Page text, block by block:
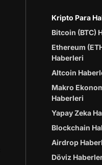
Kripto Para
Bitcoin (BTC)
Ethereum
Haberleri
Altcoin
Makro
Haberleri
Yapay Zeka
Blockchain
Airdrop
Döviz